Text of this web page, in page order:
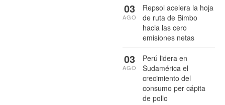
Repsol acelera la hoja
de ruta de Bimbo
hacia las cero
emisiones netas
03
AGO
Perú lidera en
Sudamérica el
crecimiento del
consumo per cápita
de pollo
03
AGO